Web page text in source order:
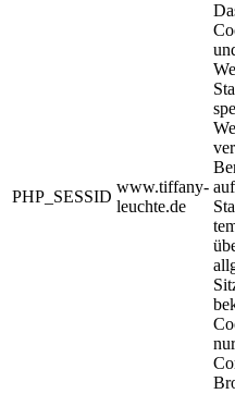
PHP_SESSID
www.tiffany-
leuchte.de